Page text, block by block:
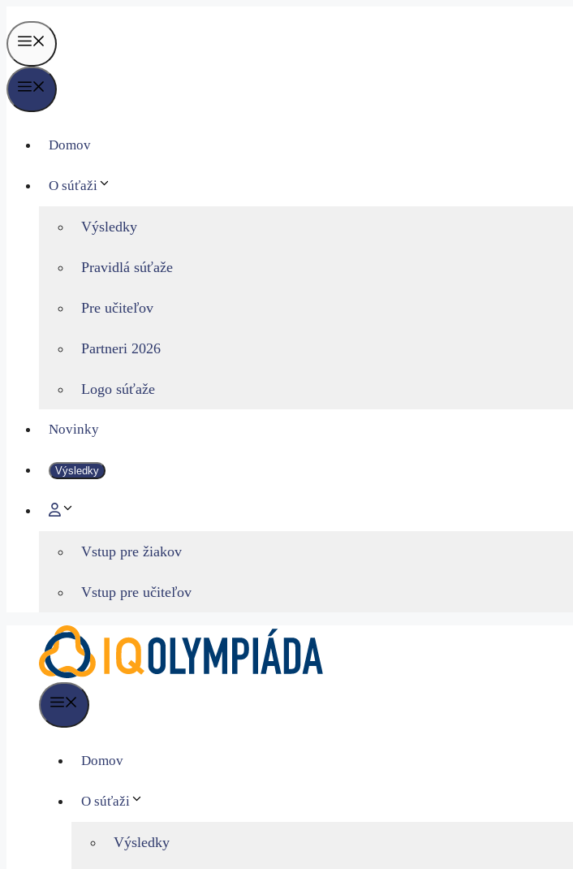
na
obsah
Menu
Menu
Domov
O súťaži
Výsledky
Pravidlá súťaže
Pre učiteľov
Partneri 2026
Logo súťaže
Novinky
Výsledky
Vstup pre žiakov
Vstup pre učiteľov
Menu
Domov
O súťaži
Výsledky